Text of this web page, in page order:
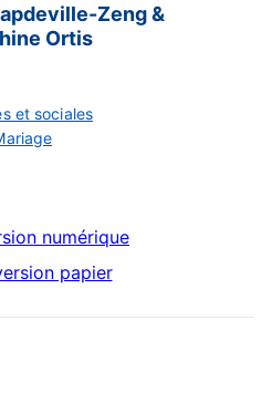
Zeng &
Ortis
et sociales
numérique
papier